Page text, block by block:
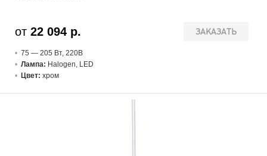
ЗАКАЗАТЬ
от 22 094 р.
75 — 205 Вт, 220В
Лампа: Halogen, LED
Цвет: хром